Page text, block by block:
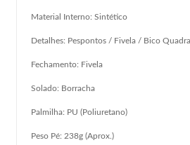
Material Interno: Sintético
Detalhes: Pespontos / Fivela / Bico
Fechamento: Fivela
Solado: Borracha
Palmilha: PU (Poliuretano)
Peso Pé: 238g (Aprox.)